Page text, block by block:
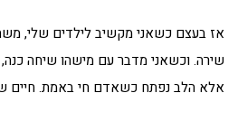
אז בעצם כשאני מקשיב לילדים שלי,
שירה. וכשאני מדבר עם מישהו שיחה
אלא הלב נפתח כשאדם חי באמת. חיים